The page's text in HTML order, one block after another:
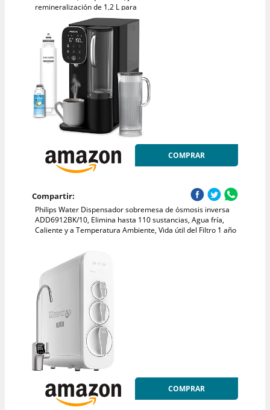
remineralización de 1,2 L para
COMPRAR
Compartir:
Philips Water Dispensador sobremesa de ósmosis inversa
ADD6912BK/10, Elimina hasta 110 sustancias, Agua fría,
Caliente y a Temperatura Ambiente, Vida útil del Filtro 1 año
COMPRAR